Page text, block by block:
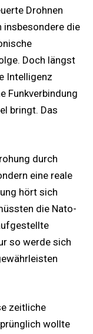
Drohnen
insbesondere die
Doch längst
Intelligenz
Funkverbindung
bringt. Das
durch
eine reale
hört sich
die Nato-
so werde sich
zeitliche
wollte